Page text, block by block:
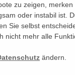
zu zeigen,
oder instabil ist.
Sie selbst
nicht mehr alle
ändern.